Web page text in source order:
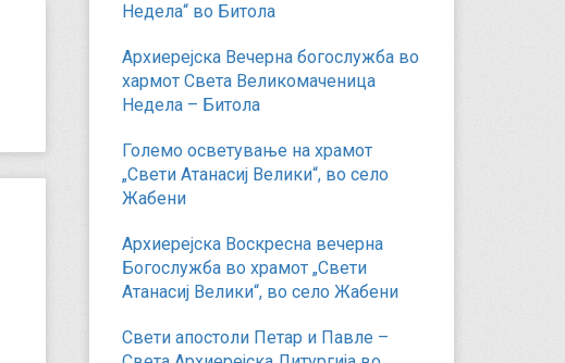
Недела“ во Битола
Архиерејска Вечерна богослужба во
хармот Света Великомаченица
Недела – Битола
Големо осветување на храмот
„Свети Атанасиј Велики“, во село
Жабени
Архиерејска Воскресна вечерна
Богослужба во храмот „Свети
Атанасиј Велики“, во село Жабени
Свети апостоли Петар и Павле –